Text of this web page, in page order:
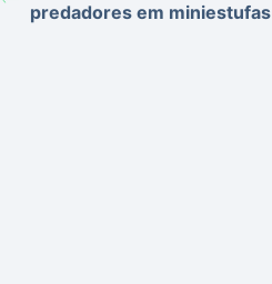
predadores em miniestufas